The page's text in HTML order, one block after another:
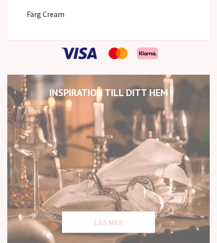
INSPIRATION TILL DITT HEM
LÄS MER
Färg Cream